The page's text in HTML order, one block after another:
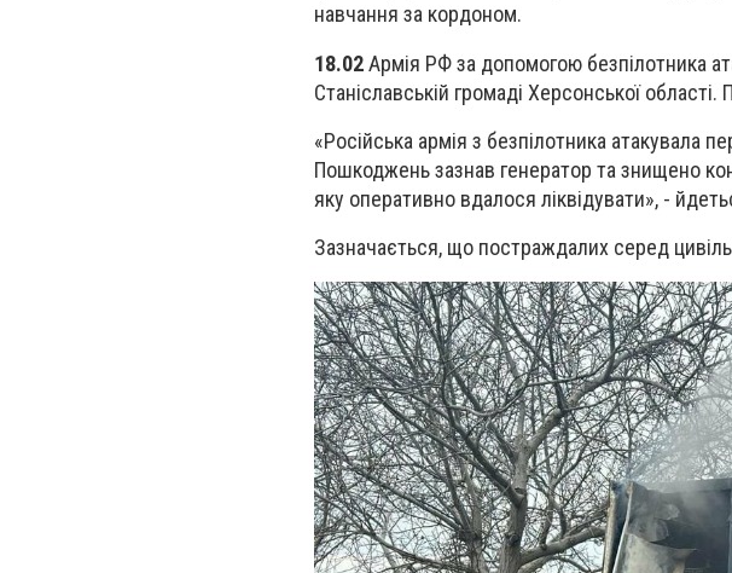
навчання за кордоном.
18.02Армія РФ за допомогою безпілотника
Станіславській громаді Херсонської
«Російська армія з безпілотника атакувала
Пошкоджень зазнав генератор та знищено
яку оперативно вдалося ліквідувати», -
Зазначається, що постраждалих серед